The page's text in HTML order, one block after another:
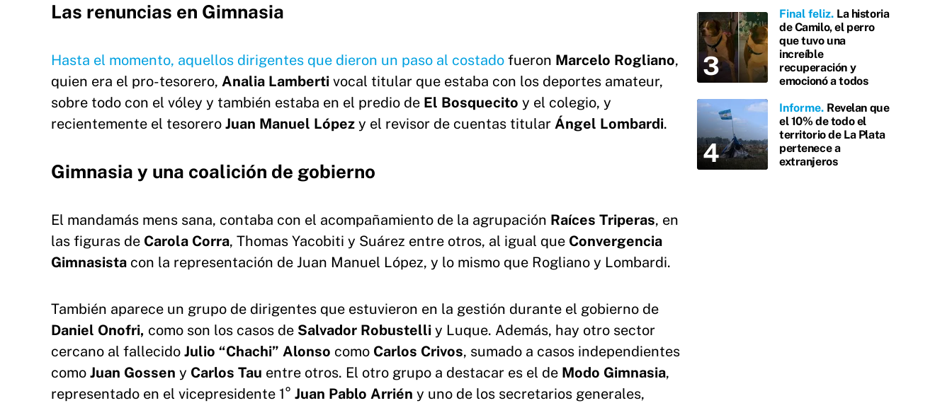
Las renuncias en Gimnasia
Hasta el momento, aquellos dirigentes que dieron un paso al costado fueron Marcelo Rogliano,
quien era el pro-tesorero, Analia Lamberti vocal titular que estaba con los deportes amateur,
sobre todo con el vóley y también estaba en el predio de El Bosquecito y el colegio, y
recientemente el tesorero Juan Manuel López y el revisor de cuentas titular Ángel Lombardi.
Gimnasia y una coalición de gobierno
El mandamás mens sana, contaba con el acompañamiento de la agrupación Raíces Triperas, en
las figuras de Carola Corra, Thomas Yacobiti y Suárez entre otros, al igual que Convergencia
Gimnasista con la representación de Juan Manuel López, y lo mismo que Rogliano y Lombardi.
También aparece un grupo de dirigentes que estuvieron en la gestión durante el gobierno de
Daniel Onofri, como son los casos de Salvador Robustelli y Luque. Además, hay otro sector
cercano al fallecido Julio “Chachi” Alonso como Carlos Crivos, sumado a casos independientes
como Juan Gossen y Carlos Tau entre otros. El otro grupo a destacar es el de Modo Gimnasia,
representado en el vicepresidente 1° Juan Pablo Arrién y uno de los secretarios generales,
Final feliz La historia
de Camilo, el perro
que tuvo una
increíble
recuperación y
emocionó a todos
Informe Revelan que
el 10% de todo el
territorio de La Plata
pertenece a
extranjeros